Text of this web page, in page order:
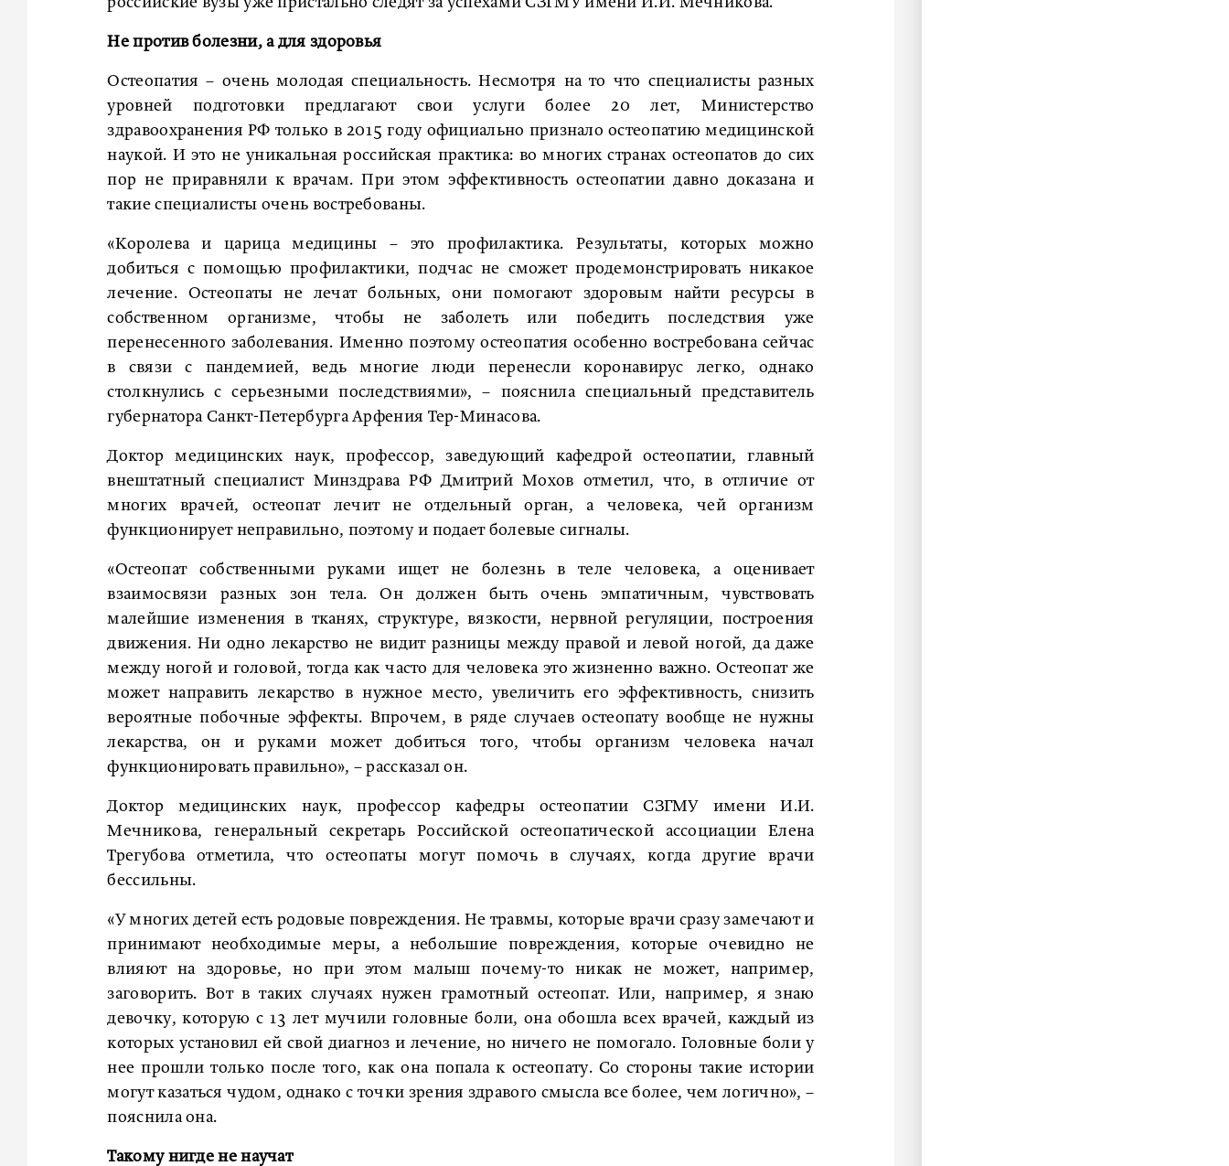
Не против болезни, а для здоровья
Остеопатия – очень молодая специальность. Несмотря на то что специалисты разных
уровней подготовки предлагают свои услуги более 20 лет, Министерство
здравоохранения РФ только в 2015 году официально признало остеопатию медицинской
наукой. И это не уникальная российская практика: во многих странах остеопатов до сих
пор не приравняли к врачам. При этом эффективность остеопатии давно доказана и
такие специалисты очень востребованы.
«Королева и царица медицины – это профилактика. Результаты, которых можно
добиться с помощью профилактики, подчас не сможет продемонстрировать никакое
лечение. Остеопаты не лечат больных, они помогают здоровым найти ресурсы в
собственном организме, чтобы не заболеть или победить последствия уже
перенесенного заболевания. Именно поэтому остеопатия особенно востребована сейчас
в связи с пандемией, ведь многие люди перенесли коронавирус легко, однако
столкнулись с серьезными последствиями», – пояснила специальный представитель
губернатора Санкт-Петербурга Арфения Тер-Минасова.
Доктор медицинских наук, профессор, заведующий кафедрой остеопатии, главный
внештатный специалист Минздрава РФ Дмитрий Мохов отметил, что, в отличие от
многих врачей, остеопат лечит не отдельный орган, а человека, чей организм
функционирует неправильно, поэтому и подает болевые сигналы.
«Остеопат собственными руками ищет не болезнь в теле человека, а оценивает
взаимосвязи разных зон тела. Он должен быть очень эмпатичным, чувствовать
малейшие изменения в тканях, структуре, вязкости, нервной регуляции, построения
движения. Ни одно лекарство не видит разницы между правой и левой ногой, да даже
между ногой и головой, тогда как часто для человека это жизненно важно. Остеопат же
может направить лекарство в нужное место, увеличить его эффективность, снизить
вероятные побочные эффекты. Впрочем, в ряде случаев остеопату вообще не нужны
лекарства, он и руками может добиться того, чтобы организм человека начал
функционировать правильно», – рассказал он.
Доктор медицинских наук, профессор кафедры остеопатии СЗГМУ имени И.И.
Мечникова, генеральный секретарь Российской остеопатической ассоциации Елена
Трегубова отметила, что остеопаты могут помочь в случаях, когда другие врачи
бессильны.
«У многих детей есть родовые повреждения. Не травмы, которые врачи сразу замечают и
принимают необходимые меры, а небольшие повреждения, которые очевидно не
влияют на здоровье, но при этом малыш почему-то никак не может, например,
заговорить. Вот в таких случаях нужен грамотный остеопат. Или, например, я знаю
девочку, которую с 13 лет мучили головные боли, она обошла всех врачей, каждый из
которых установил ей свой диагноз и лечение, но ничего не помогало. Головные боли у
нее прошли только после того, как она попала к остеопату. Со стороны такие истории
могут казаться чудом, однако с точки зрения здравого смысла все более, чем логично», –
пояснила она.
Такому нигде не научат